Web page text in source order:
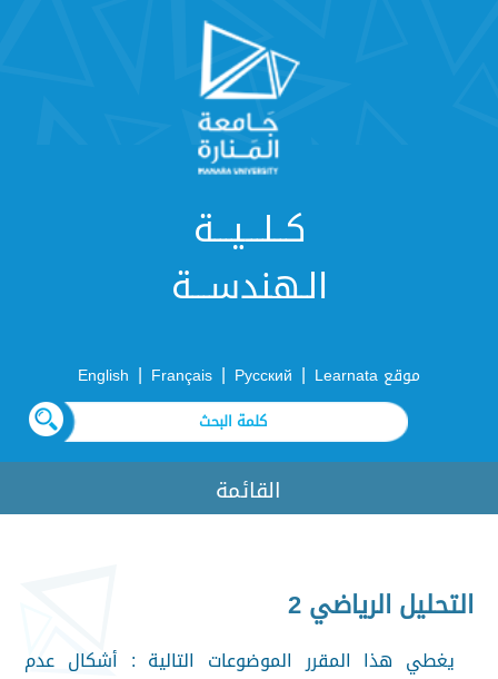
كــلـــيـــة
الـهندســـة
موقع Learnata |
Русский
|
Français
|
English
القائمة
التحليل الرياضي 2
يغطي هذا المقرر الموضوعات التالية : أشكال عدم